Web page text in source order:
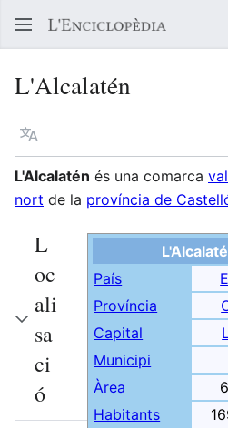
L'Alcalatén
Llegir en un atre idioma
L'Alcalatén és una comarca
nort de la província de
País
Província
Capital
Municipi
Àrea
Habitants
L
oc
ali
sa
ci
ó